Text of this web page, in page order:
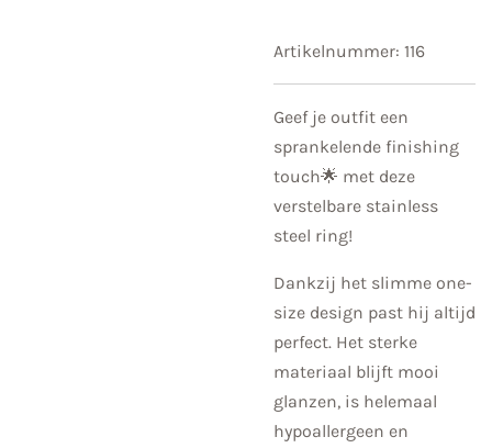
Artikelnummer: 116
Geef je outfit een
sprankelende finishing
touch🌟 met deze
verstelbare stainless
steel ring!
Dankzij het slimme one-
size design past hij altijd
perfect. Het sterke
materiaal blijft mooi
glanzen, is helemaal
hypoallergeen en